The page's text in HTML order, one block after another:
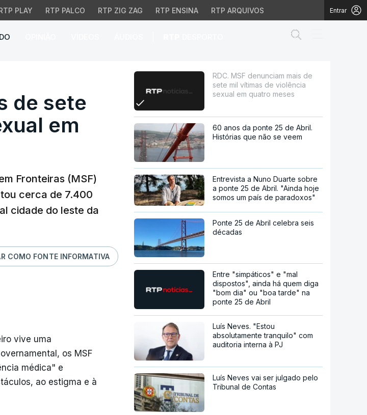
PLAY RTP PALCO RTP ZIG ZAG RTP ENSINA RTP ARQUIVOS Entrar
sete mil vítimas de violência
de sete
em
Fronteiras (MSF)
cerca de 7.400
cidade do leste da
COMO FONTE INFORMATIVA
vive uma
os MSF
médica" e
ao estigma e à
RDC. MSF denunciam mais de
sete mil vítimas de violência
sexual em quatro meses
60 anos da ponte 25 de Abril.
Histórias que não se veem
Entrevista a Nuno Duarte sobre
a ponte 25 de Abril. "Ainda hoje
somos um país de paradoxos"
Ponte 25 de Abril celebra seis
décadas
Entre "simpáticos" e "mal
dispostos", ainda há quem diga
"bom dia" ou "boa tarde" na
ponte 25 de Abril
Luís Neves. "Estou
absolutamente tranquilo" com
auditoria interna à PJ
Luís Neves vai ser julgado pelo
Tribunal de Contas